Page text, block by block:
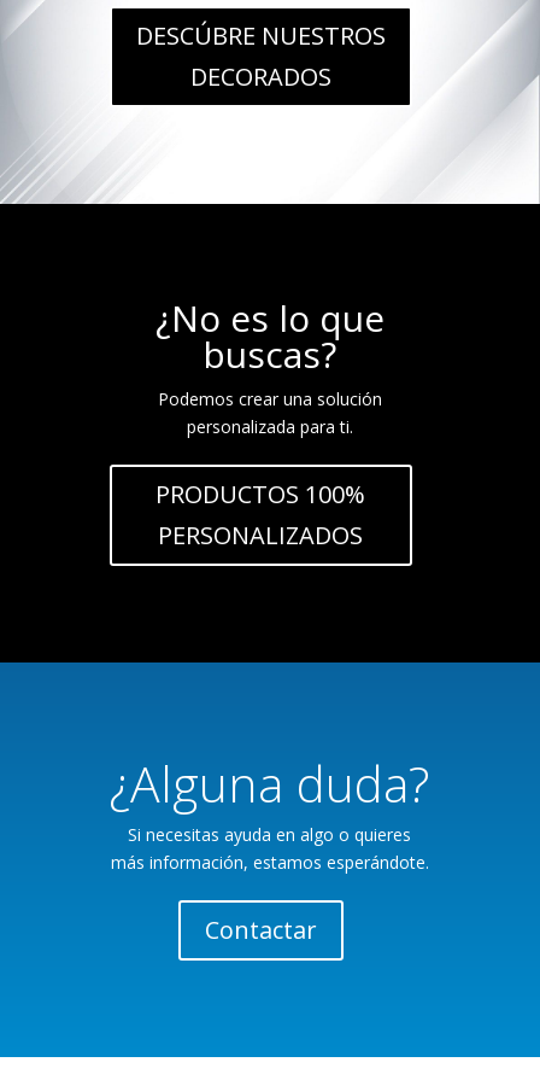
DESCÚBRE NUESTROS
DECORADOS
¿No es lo que
buscas?
Podemos crear una solución
personalizada para ti.
PRODUCTOS 100%
PERSONALIZADOS
¿Alguna duda?
Si necesitas ayuda en algo o quieres
más información, estamos esperándote.
Contactar